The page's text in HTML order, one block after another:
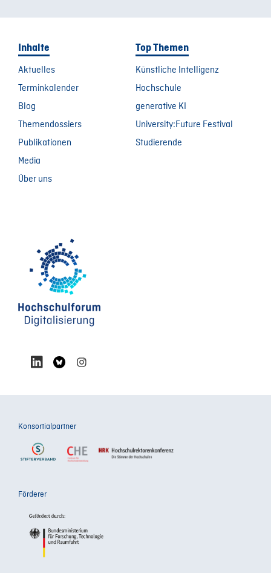
Inhalte
Aktuelles
Terminkalender
Blog
Themendossiers
Publikationen
Media
Über uns
Top Themen
Künstliche Intelligenz
Hochschule
generative KI
University:Future Festival
Studierende
Konsortialpartner
Förderer